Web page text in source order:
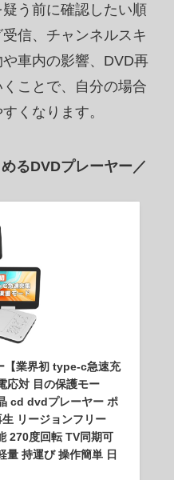
う前に確認したい順
信、チャンネルスキ
車内の影響、DVD再
ことで、自分の場合
くなります。
るDVDプレーヤー／
【業界初 type-c急速充
応対 目の保護モー
cd dvdプレーヤー ポ
リージョンフリー
270度回転 TV同期可
量 持運び 操作簡単 日